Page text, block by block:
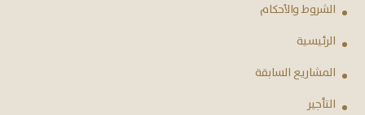
الشروط والأحكام
الرئيسية
المشاريع السابقة
التأجير